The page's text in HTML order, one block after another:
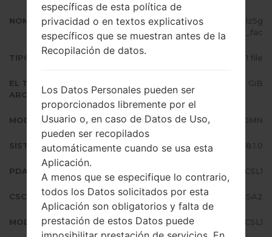
NOMBRE DE ARCHIVO
SM-J710MN_1_20200115100729_lz5g
qlwy3f_fac
TIPO DE FIRMWARE 1 file
EL TAMAÑO DEL
ARCHIVO
2.11 GiB
MODELO Samsung SM-J710MN
SISTEMA OPERATIVO Android Oreo 8.1.0
PDA/AP VERSIÓN J710MNUBS4CSL1
CSC VERSIÓN J710MNUUB4CSA2
MODEM/CP VERSIÓN J710MNUBS4CSL1
específicas de esta política de
privacidad o en textos explicativos
específicos que se muestran antes de la
Recopilación de datos.
Los Datos Personales pueden ser
proporcionados libremente por el
Usuario o, en caso de Datos de Uso,
pueden ser recopilados
automáticamente cuando se usa esta
Aplicación.
A menos que se especifique lo contrario,
todos los Datos solicitados por esta
Aplicación son obligatorios y falta de
prestación de estos Datos puede